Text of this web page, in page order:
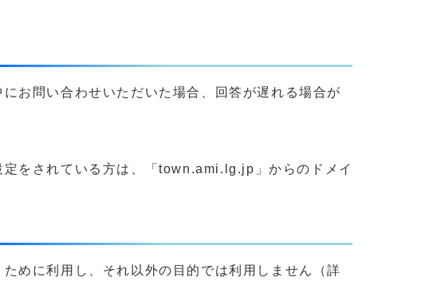
お問い合わせいただいた場合、回答が遅れる場合が
をされている方は、「town.ami.lg.jp」からのドメイ
めに利用し、それ以外の目的では利用しません（詳